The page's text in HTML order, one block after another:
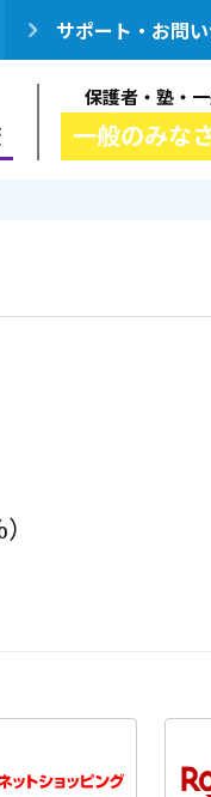
サポート・お問
保護者・塾・
一般のみな